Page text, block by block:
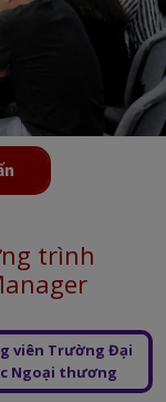
viên Trường Đại
Ngoại thương
trình